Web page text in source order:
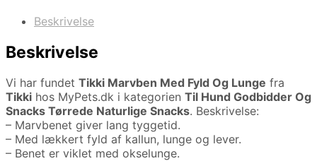
Beskrivelse
Beskrivelse
Vi har fundet Tikki Marvben Med Fyld Og Lunge fra
Tikki hos MyPets.dk i kategorien Til Hund Godbidder Og
Snacks Tørrede Naturlige Snacks. Beskrivelse:
– Marvbenet giver lang tyggetid.
– Med lækkert fyld af kallun, lunge og lever.
– Benet er viklet med okselunge.